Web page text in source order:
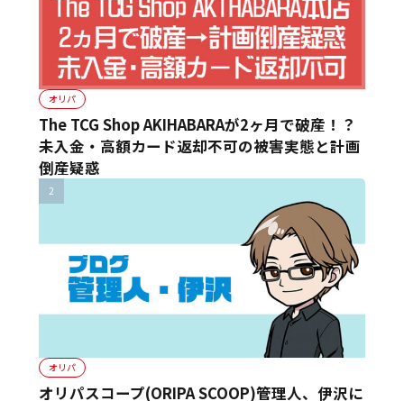
オリパ
The TCG Shop AKIHABARAが2ヶ月で破産！？
未入金・高額カード返却不可の被害実態と計画
倒産疑惑
オリパ
オリパスコープ(ORIPA SCOOP)管理人、伊沢に